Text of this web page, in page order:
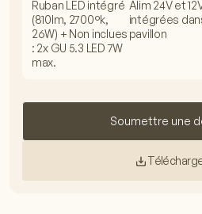
Ruban LED intégré
(810lm, 2700°k,
26W) + Non inclues
: 2x GU 5.3 LED 7W
max.
Alim 24V et
intégrées
pavillon
Soumettre une